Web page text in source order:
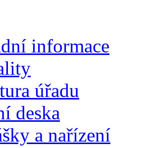
informace
úřadu
deska
a nařízení